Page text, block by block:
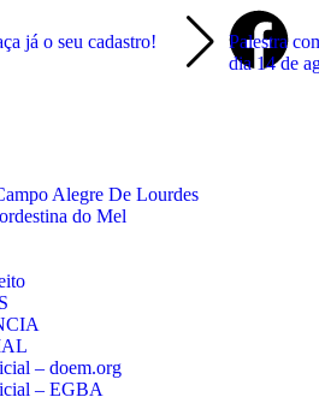
já o seu cadastro!
Palestra
dia 14 de
Alegre De Lourdes
do Mel
– doem.org
– EGBA